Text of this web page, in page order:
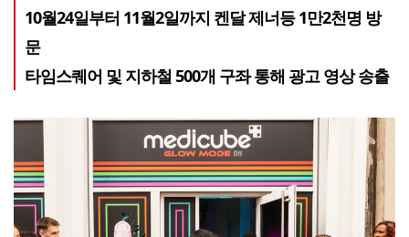
10월24일부터 11월2일까지 켄달 제너등 1만2천명 방
문
타임스퀘어 및 지하철 500개 구좌 통해 광고 영상 송출